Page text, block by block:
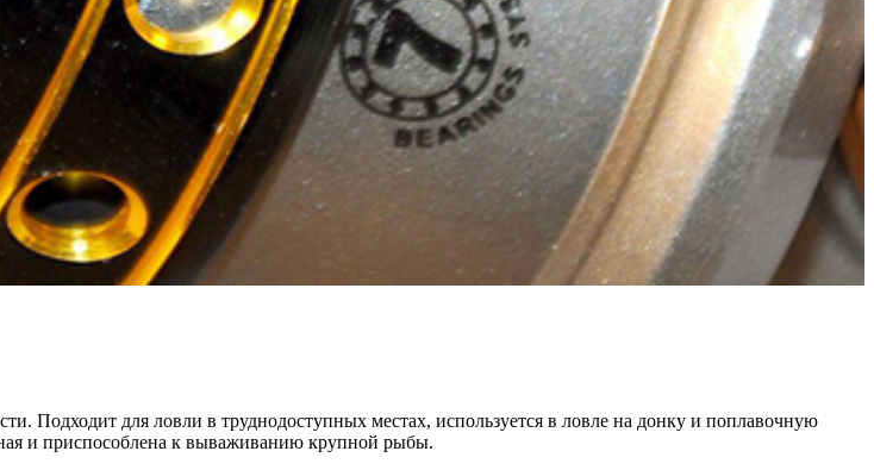
Подходит для ловли в труднодоступных местах, используется в ловле на донку и поплавочную
и приспособлена к вываживанию крупной рыбы.